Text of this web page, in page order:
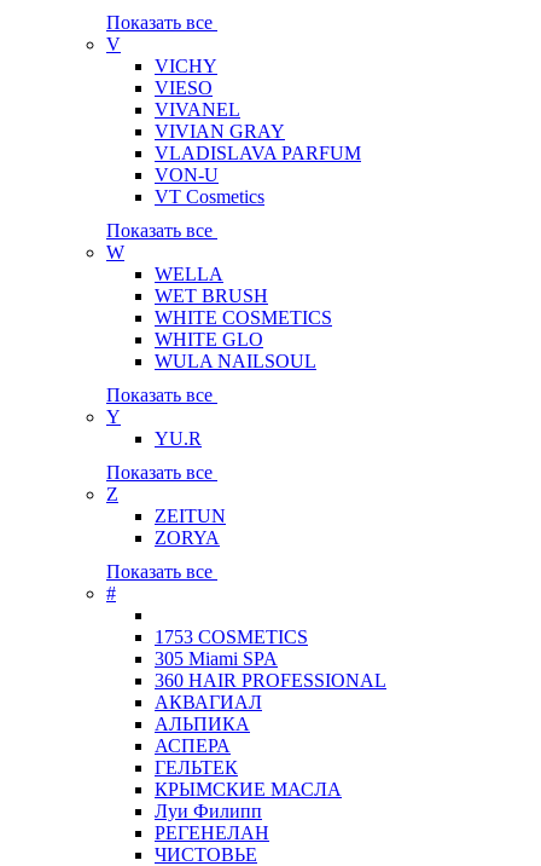
Показать все
V
VICHY
VIESO
VIVANEL
VIVIAN GRAY
VLADISLAVA PARFUM
VON-U
VT Cosmetics
Показать все
W
WELLA
WET BRUSH
WHITE COSMETICS
WHITE GLO
WULA NAILSOUL
Показать все
Y
YU.R
Показать все
Z
ZEITUN
ZORYA
Показать все
#
1753 COSMETICS
305 Miami SPA
360 HAIR PROFESSIONAL
АКВАГИАЛ
АЛЬПИКА
АСПЕРА
ГЕЛЬТЕК
КРЫМСКИЕ МАСЛА
Луи Филипп
РЕГЕНЕЛАН
ЧИСТОВЬЕ